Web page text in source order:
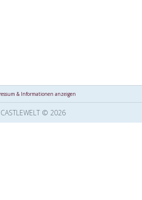
& Informationen anzeigen
CASTLEWELT © 2026